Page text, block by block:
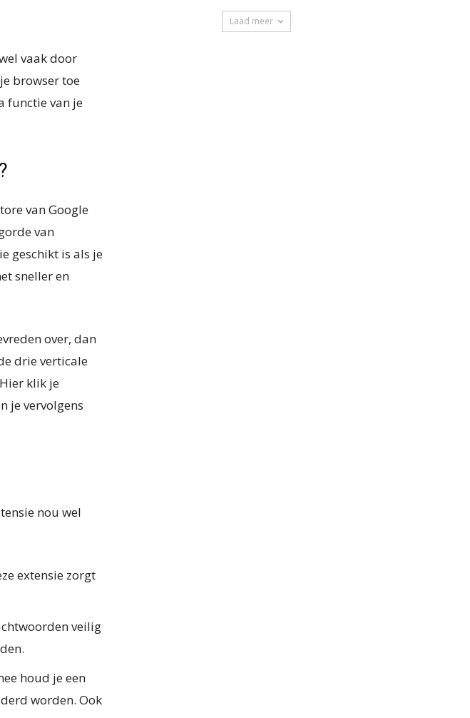
vaak door
browser toe
functie van je
van Google
van
geschikt is als je
sneller en
over, dan
drie verticale
klik je
je vervolgens
nou wel
extensie zorgt
veilig
houd je een
worden. Ook
Laad meer